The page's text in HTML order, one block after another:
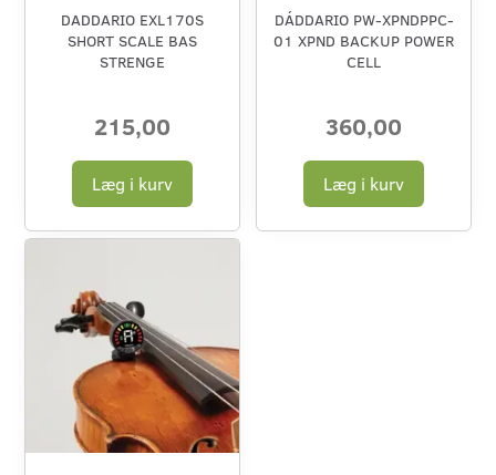
DADDARIO EXL170S
SHORT SCALE BAS
STRENGE
215,00
Læg i kurv
DÁDDARIO PW-XPNDPPC-
01 XPND BACKUP POWER
CELL
360,00
Læg i kurv